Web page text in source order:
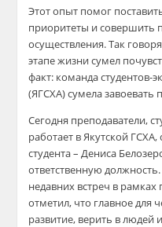
Этот опыт помог
приоритеты и совершить
осуществления.Так
этапе жизни сумел
факт: команда студентов-
(ЯГСХА) сумела завоевать
Сегодня преподаватели,
работает в Якутской
студента – Дениса
ответственную должность.
недавних встреч в
отметил, что главное для
развитие, верить в людей